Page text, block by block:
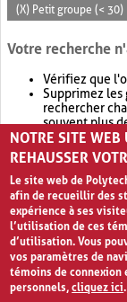
(X) Petit groupe (< 30)
Votre recherche
Vérifiez que
Supprimez
rechercher
souvent plus
Envisagez
retournera
NOTRE SITE
REHAUSSER
Le site web de
afin de recueillir des
expérience à ses
l’utilisation de ces
d’utilisation. Vous
vos paramètres de
témoins de connexion
personnels,cliquez ici.